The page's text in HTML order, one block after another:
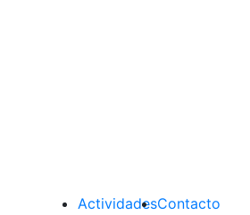
ActividadesContacto